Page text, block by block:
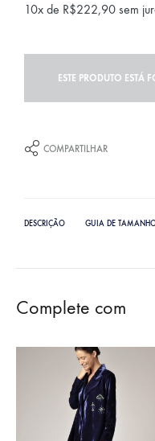
10x de R$222,90 sem
ESTE PRODUTO ESTÁ
COMPARTILHAR
DESCRIÇÃO GUIA DE
Complete com